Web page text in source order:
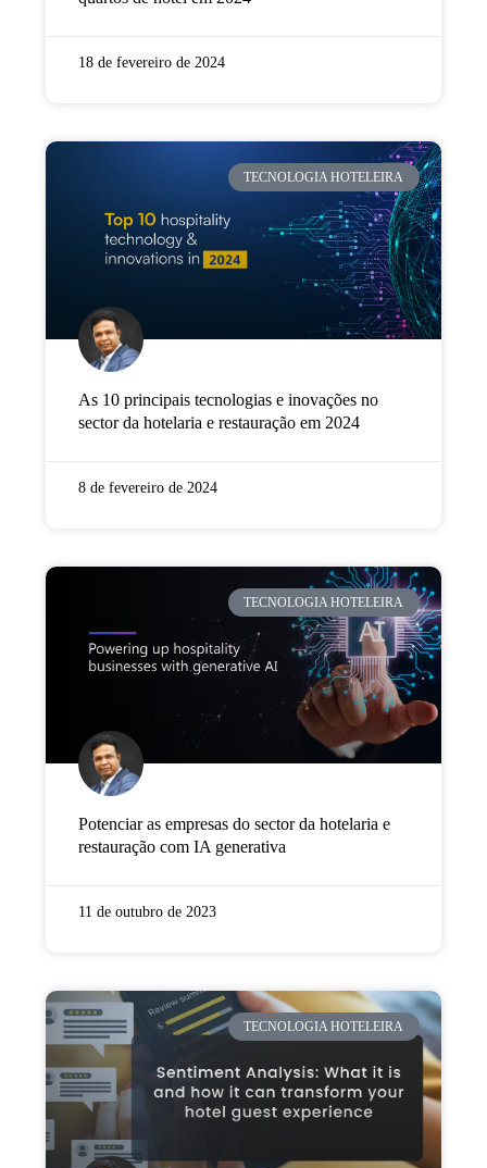
18 de fevereiro de 2024
TECNOLOGIA HOTELEIRA
As 10 principais tecnologias e inovações no
sector da hotelaria e restauração em 2024
8 de fevereiro de 2024
TECNOLOGIA HOTELEIRA
Potenciar as empresas do sector da hotelaria e
restauração com IA generativa
11 de outubro de 2023
TECNOLOGIA HOTELEIRA